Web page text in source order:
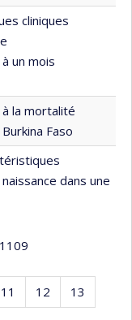
cliniques
un mois
la mortalité
Faso
dans une
1109
Page
11 Page
12 Page
13